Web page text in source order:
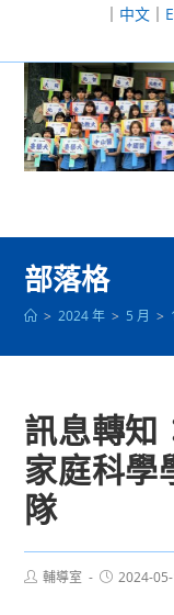
至
｜ 中文｜
部落格
> 2024 年 > 5 月 >
訊息轉知
家庭科學
隊
Post輔導室
Post2024-